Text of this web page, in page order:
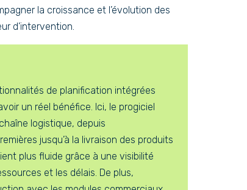
la croissance et l’évolution des
d’intervention.
de planification intégrées
un réel bénéfice. Ici, le progiciel
logistique, depuis
jusqu’à la livraison des produits
plus fluide grâce à une visibilité
et les délais. De plus,